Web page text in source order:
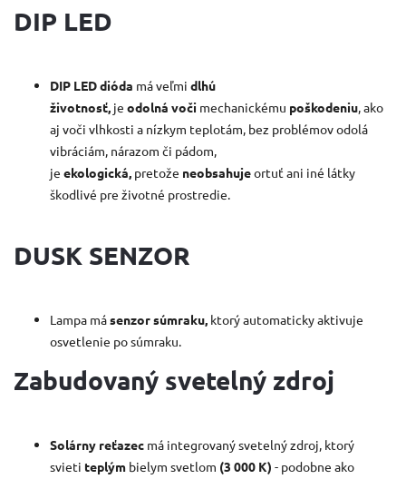
DIP LED
DIP LED dióda má veľmi dlhú
životnosť, je odolná voči mechanickému poškodeniu, ako
aj voči vlhkosti a nízkym teplotám, bez problémov odolá
vibráciám, nárazom či pádom,
je ekologická, pretože neobsahujeortuť ani iné látky
škodlivé pre životné prostredie.
DUSK SENZOR
Lampa másenzor súmraku, ktorý automaticky aktivuje
osvetlenie po súmraku.
Zabudovaný svetelný zdroj
Solárny reťazec má integrovaný svetelný zdroj, ktorý
svieti teplým bielym svetlom (3 000 K) - podobne ako